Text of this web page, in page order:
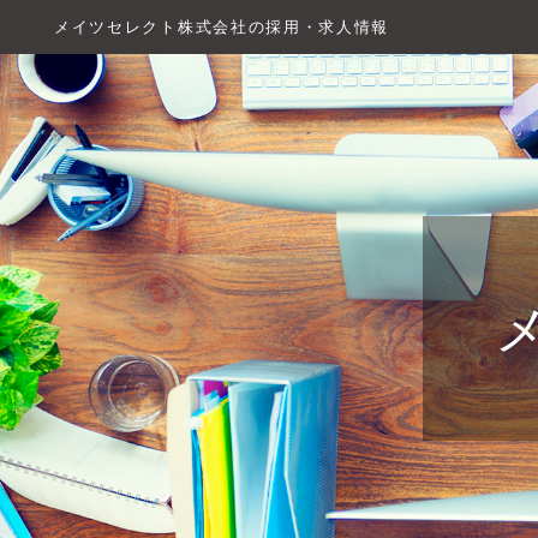
メイツセレクト株式会社の採用・求人情報